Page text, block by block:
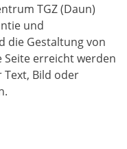
TGZ (Daun)
und
die Gestaltung von
erreicht werden
Text, Bild oder